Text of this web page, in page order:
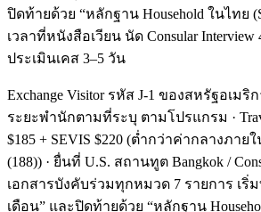
ปิดท้ายด้วย “หลักฐาน Household ในไทย
เวลาที่หนังสือเวียน นัด Consular
ประเมินเคส 3–5 วัน
Exchange Visitor รหัส J-1 ของสหรัฐอเมริ
ระยะพำนักตามที่ระบุ ตามโปรแกรม ·
$185 + SEVIS $220 (ต่ำกว่าค่ากลางภาย
(188)) · ยื่นที่ U.S. สถานทูต Bangkok /
เอกสารบังคับร่วมทุกหมวด 7 รายการ เริ่
เดือน” และปิดท้ายด้วย “หลักฐาน